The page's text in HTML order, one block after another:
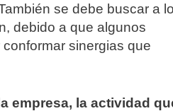
se debe buscar a
debido a que algunos
sinergias que
empresa, la actividad